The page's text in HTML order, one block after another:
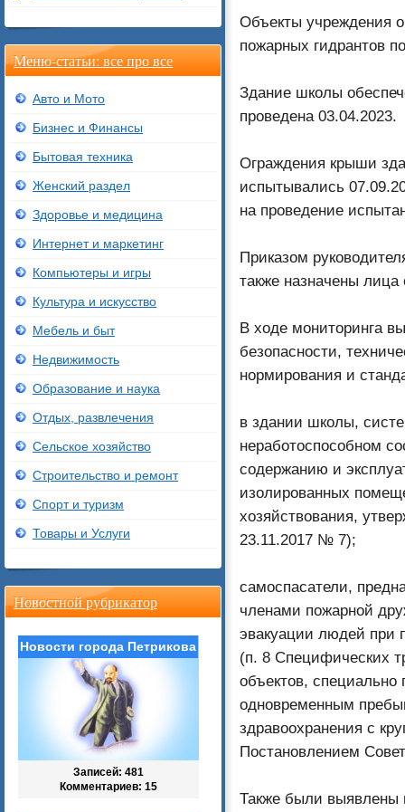
Объекты учреждения
пожарных гидрантов
Здание школы
проведена 03.04.2023.
Ограждения крыши
испытывались
на проведение
Приказом
также назначены лица
В ходе мониторинга
безопасности,
нормирования и
в здании школы,
неработоспособном
содержанию и
изолированных
хозяйствования,
23.11.2017 № 7);
самоспасатели,
членами пожарной
эвакуации людей при
(п. 8 Специфических
объектов, специально
одновременным
здравоохранения с
Постановлением
Также были выявлены
Меню-статьи: все про все
Авто и Мото
Бизнес и Финансы
Бытовая техника
Женский раздел
Здоровье и медицина
Интернет и маркетинг
Компьютеры и игры
Культура и искусство
Мебель и быт
Недвижимость
Образование и наука
Отдых, развлечения
Сельское хозяйство
Строительство и ремонт
Спорт и туризм
Товары и Услуги
Новостной рубрикатор
Новости города Петрикова
Записей: 481
Комментариев: 15